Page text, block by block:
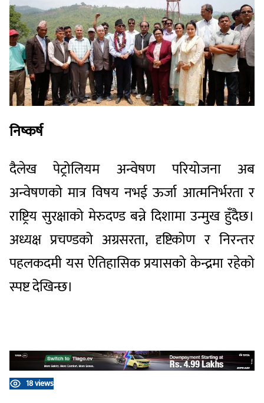
निष्कर्ष
दैलेख पेट्रोलियम अन्वेषण परियोजना अब
अन्वेषणको मात्र विषय नभई ऊर्जा आत्मनिर्भरता र
राष्ट्रिय सुरक्षाको मेरुदण्ड बन्ने दिशामा उन्मुख हुँदैछ।
अध्यक्ष प्रचण्डको अग्रसरता, दृष्टिकोण र निरन्तर
पहलकदमी यस ऐतिहासिक प्रयासको केन्द्रमा रहेको
स्पष्ट देखिन्छ।
18 views